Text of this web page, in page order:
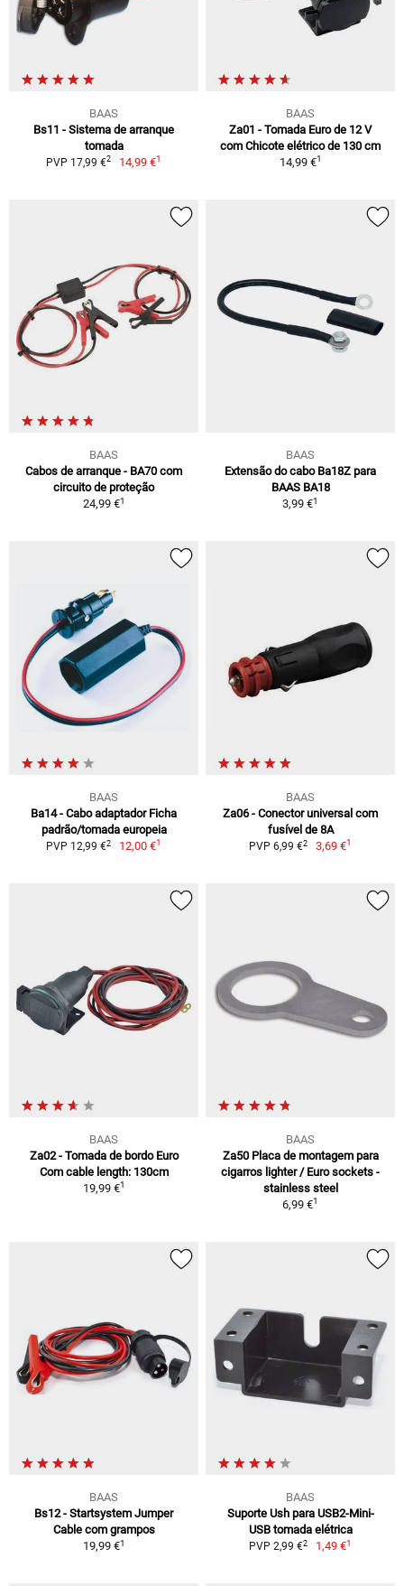
BAAS
Bs11 - Sistema de arranque
tomada
PVP 17,99 €2 14,99 €1
BAAS
Za01 - Tomada Euro de 12 V
com Chicote elétrico de 130 cm
14,99 €1
BAAS
Cabos de arranque - BA70 com
circuito de proteção
24,99 €1
BAAS
Extensão do cabo Ba18Z para
BAAS BA18
3,99 €1
BAAS
Ba14 - Cabo adaptador Ficha
padrão/tomada europeia
PVP 12,99 €2 12,00 €1
BAAS
Za06 - Conector universal com
fusível de 8A
PVP 6,99 €2 3,69 €1
BAAS
Za02 - Tomada de bordo Euro
Com cable length: 130cm
19,99 €1
BAAS
Za50 Placa de montagem para
cigarros lighter / Euro sockets -
stainless steel
6,99 €1
BAAS
Bs12 - Startsystem Jumper
Cable com grampos
19,99 €1
BAAS
Suporte Ush para USB2-Mini-
USB tomada elétrica
PVP 2,99 €2 1,49 €1